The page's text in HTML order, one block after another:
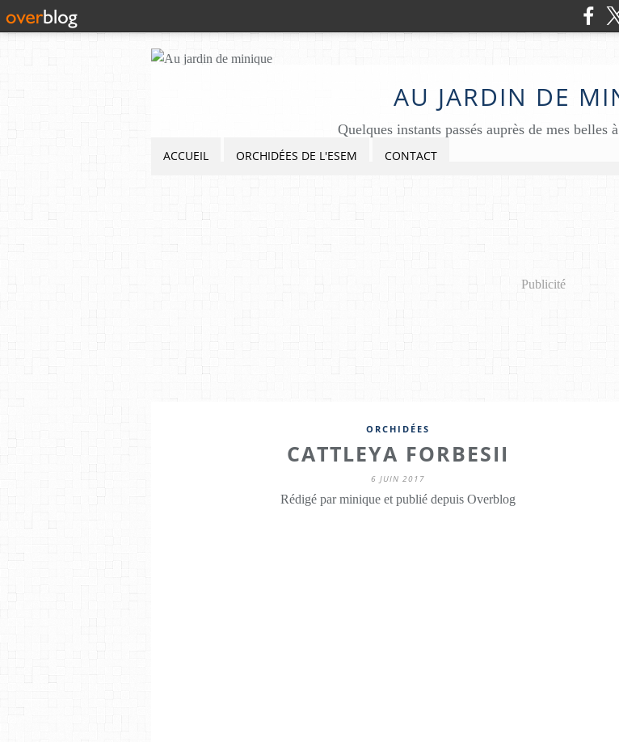
AU JARDIN DE
Quelques instants passés auprès de mes belles
ACCUEIL ORCHIDÉES DE L'ESEM CONTACT
Publicité
ORCHIDÉES
CATTLEYA FORBESII
6 JUIN 2017
Rédigé par minique et publié depuis Overblog